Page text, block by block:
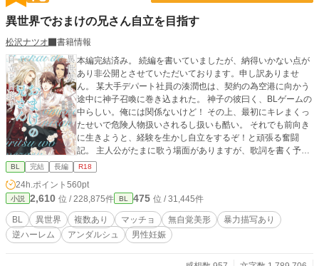
異世界でおまけの兄さん自立を目指す
松沢ナツオ
書籍情報
本編完結済み。 続編を書いていましたが、納得いかない点が
あり非公開とさせていただいております。申し訳ありませ
ん。 某大手デパート社員の湊潤也は、契約の為空港に向かう
途中に神子召喚に巻き込まれた。 神子の彼曰く、BLゲームの
中らしい。俺には関係ないけど！ その上、最初にキレまくっ
たせいで危険人物扱いされるし扱いも酷い。 それでも前向き
に生きようと、経験を生かし自立をするぞ！と頑張る奮闘
記。 主人公がたまに歌う場面がありますが、歌詞を書く予定
はありません。読みながら脳内に再生された歌で補完をお願
いします。 作中、予告なく男性妊娠の表現あり。 暴力表現も
出て来ます。苦手な方は回避を御願いします。 改稿しており
ますので、表現が違う箇所は緩くお読みいただけると助かり
ます。
BL 完結 長編 R18
24h.ポイント 560pt
小説 2,610 位 / 228,875件 BL 475 位 / 31,445件
BL 異世界 複数あり マッチョ 無自覚美形
暴力描写あり
逆ハーレム
アンダルシュ 男性妊娠